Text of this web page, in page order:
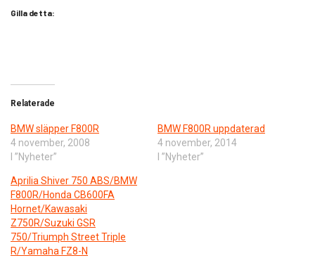
Gilla detta:
Relaterade
BMW släpper F800R
4 november, 2008
I ”Nyheter”
BMW F800R uppdaterad
4 november, 2014
I ”Nyheter”
Aprilia Shiver 750 ABS/BMW
F800R/Honda CB600FA
Hornet/Kawasaki
Z750R/Suzuki GSR
750/Triumph Street Triple
R/Yamaha FZ8-N